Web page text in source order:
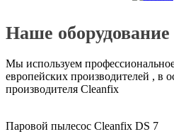
Наше оборудование
Мы используем
европейских производителей , в
производителя Cleanfix
Паровой пылесос Cleanfix DS 7